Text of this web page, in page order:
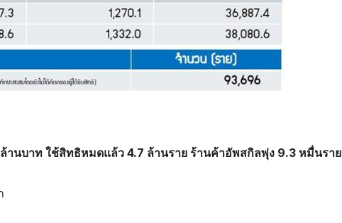
านบาท ใช้สิทธิหมดแล้ว 4.7 ล้านราย ร้านค้าอัพสกิลพุ่ง 9.3 หมื่นราย